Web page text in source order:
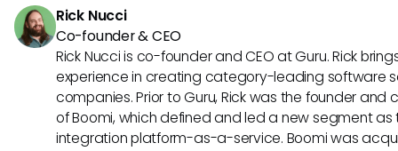
mati\u00e8re de la main-d'\u00e9uvre en constante
Rick Nucci
Co-founder & CEO
Rick Nucci is co-founder and CEO at Guru. Rick
experience in creating category-leading software
companies. Prior to Guru, Rick was the founder
of Boomi, which defined and led a new segment
integration platform-as-a-service. Boomi was